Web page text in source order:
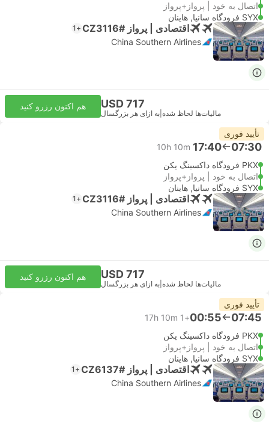
اتصال به خود | پرواز+پرواز
SYX فرودگاه سانیا, هاینان
اقتصادی | پرواز #CZ3116 +1
China Southern Airlines
USD 717
مالیات‌ها لحاظ شده به ازای هر بزرگسال
هم اکنون رزرو کنید
تأیید فوری
07:30
17:40
10h 10m
PKX فرودگاه داکسینگ پکن
اتصال به خود | پرواز+پرواز
SYX فرودگاه سانیا, هاینان
اقتصادی | پرواز #CZ3116 +1
China Southern Airlines
USD 717
مالیات‌ها لحاظ شده به ازای هر بزرگسال
هم اکنون رزرو کنید
تأیید فوری
07:45
00:55
+1
17h 10m
PKX فرودگاه داکسینگ پکن
اتصال به خود | پرواز+پرواز
SYX فرودگاه سانیا, هاینان
اقتصادی | پرواز #CZ6137 +1
China Southern Airlines